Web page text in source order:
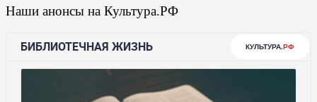
Наши анонсы на Культура.РФ